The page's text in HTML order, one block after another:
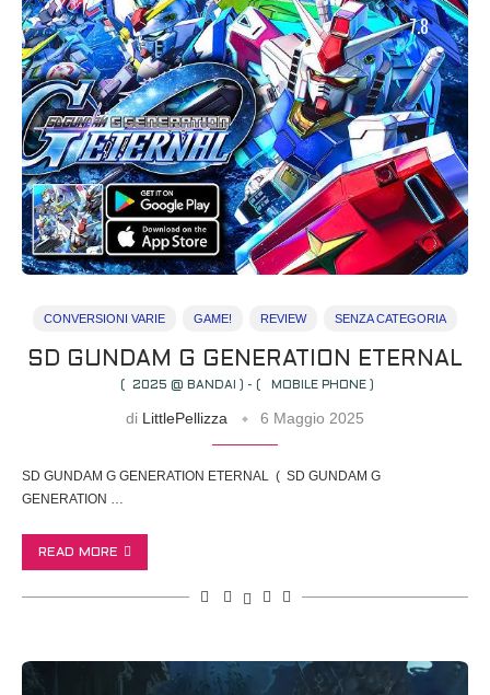
7.8
CONVERSIONI VARIE GAME! REVIEW SENZA CATEGORIA
SD GUNDAM G GENERATION ETERNAL
( 2025 @ BANDAI ) - ( MOBILE PHONE )
di LittlePellizza 6 Maggio 2025
SD GUNDAM G GENERATION ETERNAL ( SD GUNDAM G
GENERATION …
READ MORE